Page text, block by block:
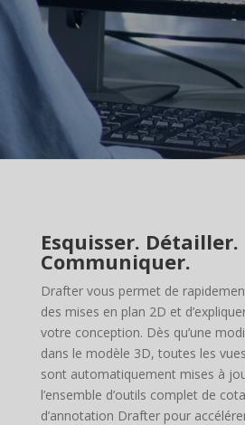
Esquisser. Détailler.
Communiquer.
Drafter vous permet de
des mises en plan 2D et
votre conception. Dès qu’une
dans le modèle 3D, toutes les
sont automatiquement mises à
l’ensemble d’outils complet de
d’annotation Drafter pour